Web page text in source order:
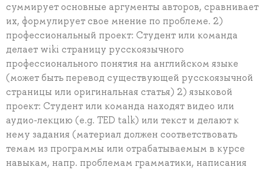
суммирует основные аргументы авторов, сравнивает
их, формулирует свое мнение по проблеме. 2)
профессиональный проект: Студент или команда
делает wiki страницу русскоязычного
профессионального понятия на английском языке
(может быть перевод существующей русскоязычной
страницы или оригинальная статья) 2) языковой
проект: Студент или команда находят видео или
аудио-лекцию (e.g. TED talk) или текст и делают к
нему задания (материал должен соответствовать
темам из программы или отрабатываемым в курсе
навыкам, напр. проблемам грамматики, написания